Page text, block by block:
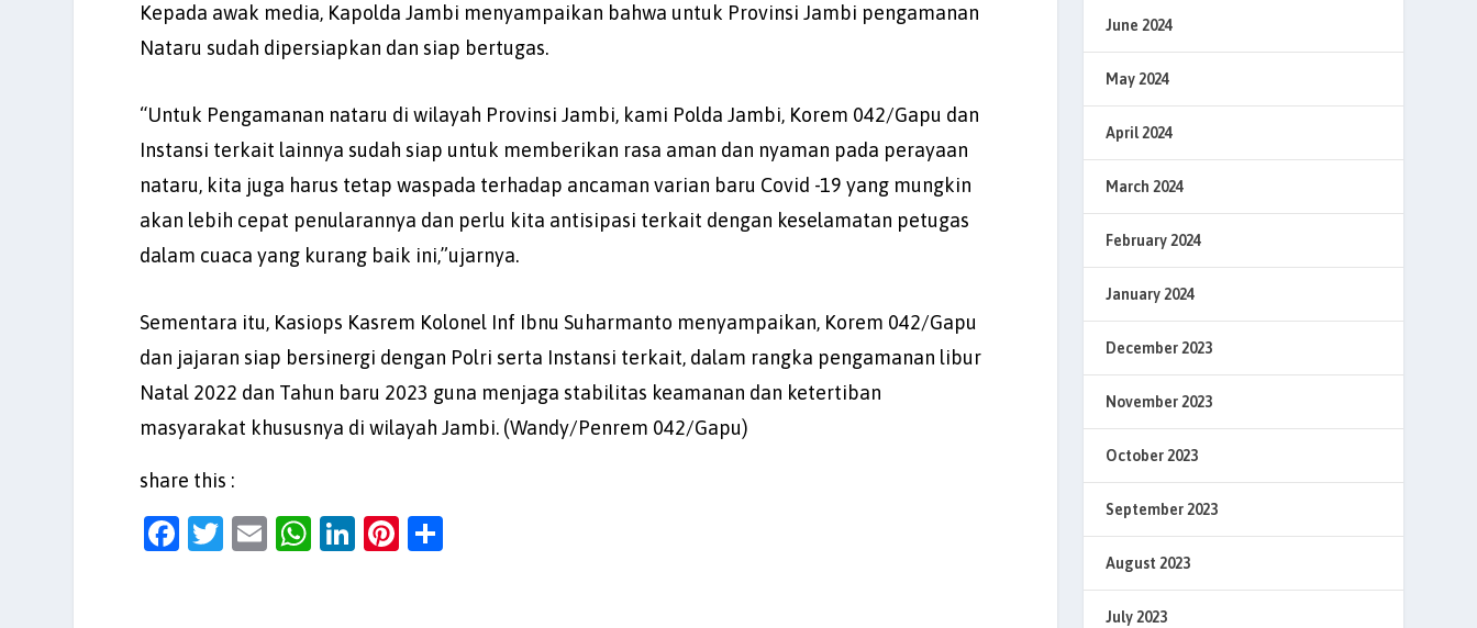
Kepada awak media, Kapolda Jambi menyampaikan bahwa untuk Provinsi Jambi pengamanan
Nataru sudah dipersiapkan dan siap bertugas.
“Untuk Pengamanan nataru di wilayah Provinsi Jambi, kami Polda Jambi, Korem 042/Gapu dan
Instansi terkait lainnya sudah siap untuk memberikan rasa aman dan nyaman pada perayaan
nataru, kita juga harus tetap waspada terhadap ancaman varian baru Covid -19 yang mungkin
akan lebih cepat penularannya dan perlu kita antisipasi terkait dengan keselamatan petugas
dalam cuaca yang kurang baik ini,”ujarnya.
Sementara itu, Kasiops Kasrem Kolonel Inf Ibnu Suharmanto menyampaikan, Korem 042/Gapu
dan jajaran siap bersinergi dengan Polri serta Instansi terkait, dalam rangka pengamanan libur
Natal 2022 dan Tahun baru 2023 guna menjaga stabilitas keamanan dan ketertiban
masyarakat khususnya di wilayah Jambi. (Wandy/Penrem 042/Gapu)
share this :
F
T
E
W Li
Pi
June 2024
May 2024
April 2024
March 2024
February 2024
January 2024
December 2023
November 2023
October 2023
September 2023
August 2023
July 2023